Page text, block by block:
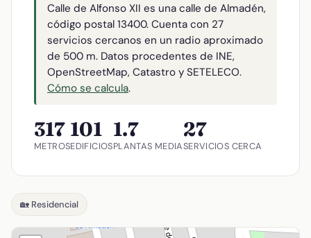
Calle de Alfonso XII es una calle de Almadén,
código postal 13400. Cuenta con 27
servicios cercanos en un radio aproximado
de 500 m. Datos procedentes de INE,
OpenStreetMap, Catastro y SETELECO.
Cómo se calcula.
317
METROS
101
EDIFICIOS
1.7
PLANTAS MEDIA
27
SERVICIOS CERCA
🏡 Residencial